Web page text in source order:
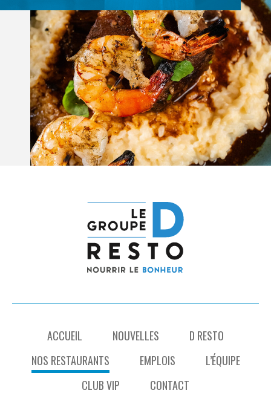
ACCUEIL NOUVELLES
D RESTO
NOS RESTAURANTS
EMPLOIS
L’ÉQUIPE
CLUB VIP
CONTACT